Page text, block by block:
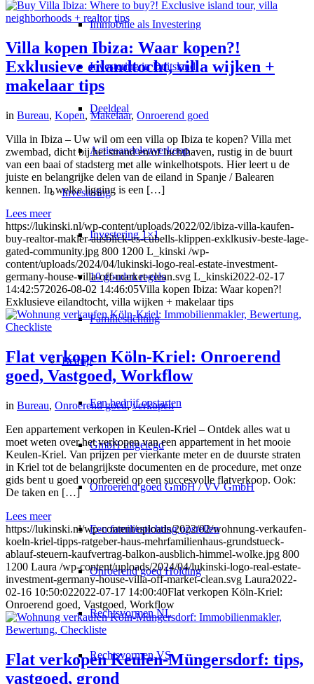
Immobilie als Investering
Investering in Duitsland
Deeldeal
Actieaandelenverkoop
Investering
Investering 1×1
10 gouden regels
Familiestichting
Bedrijf
Een bedrijf opstarten
GmbH uitgelegd
Onroerend goed GmbH / VV GmbH
Een familiestichting opstellen
Onroerend goed Holding
Rechtsvormen NL
Rechtsvormen VS
Villa kopen Ibiza: Waar kopen?!
Exklusieve eilandtocht, villa wijken +
makelaar tips
in Bureau, Kopen,Makelaar, Onroerend goed
Villa in Ibiza – Uw wil om een villa op Ibiza te kopen? Villa met
zwembad, dicht bij het strand en/of luchthaven, rustig in de buurt
van een baai of stadsterg met alle winkelhotspots. Hier leert u de
juiste en belangrijke delen van de eiland in Spanje / Balearen
kennen. In welke ligging is een […]
Lees meer
https://lukinski.nl/wp-content/uploads/2022/02/ibiza-villa-kaufen-
buy-realtor-makler-ausblick-es-cubells-klippen-exklkusiv-beste-lage-
gated-community.jpg 800 1200 L_kinski /wp-
content/uploads/2024/04/lukinski-logo-real-estate-investment-
germany-house-villa-off-market-clean.svg L_kinski2022-02-17
14:42:572026-08-02 14:46:05Villa kopen Ibiza: Waar kopen?!
Exklusieve eilandtocht, villa wijken + makelaar tips
Flat verkopen Köln-Kriel: Onroerend
goed, Vastgoed, Workflow
in Bureau, Onroerend goed,verkopen
Een appartement verkopen in Keulen-Kriel – Ontdek alles wat u
moet weten over het verkopen van een appartement in het mooie
Keulen-Kriel. Van prijzen per vierkante meter en de duurste straten
in Kriel tot de belangrijkste documenten en de procedure, met onze
gids bent u goed voorbereid op een succesvolle flatverkoop. Ook:
De taken en […]
Lees meer
https://lukinski.nl/wp-content/uploads/2022/02/wohnung-verkaufen-
koeln-kriel-tipps-ratgeber-haus-mehrfamilienhaus-grundstueck-
ablauf-steuern-kaufvertrag-balkon-ausblich-himmel-wolke.jpg 800
1200 Laura /wp-content/uploads/2024/04/lukinski-logo-real-estate-
investment-germany-house-villa-off-market-clean.svg Laura2022-
02-16 10:50:022022-07-17 14:00:40Flat verkopen Köln-Kriel:
Onroerend goed, Vastgoed, Workflow
Flat verkopen Keulen-Müngersdorf: tips,
vastgoed, grond